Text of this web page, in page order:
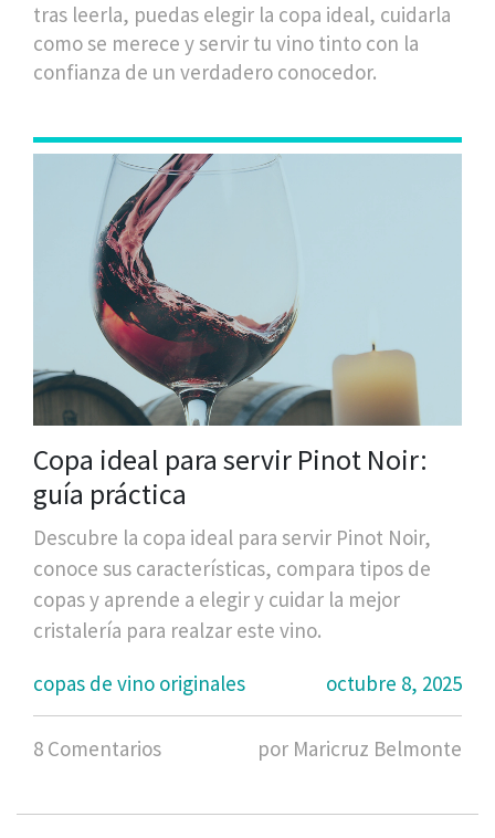
tras leerla, puedas elegir la copa ideal, cuidarla
como se merece y servir tu vino tinto con la
confianza de un verdadero conocedor.
Copa ideal para servir Pinot Noir:
guía práctica
Descubre la copa ideal para servir Pinot Noir,
conoce sus características, compara tipos de
copas y aprende a elegir y cuidar la mejor
cristalería para realzar este vino.
copas de vino originales
octubre 8, 2025
8 Comentarios por Maricruz Belmonte